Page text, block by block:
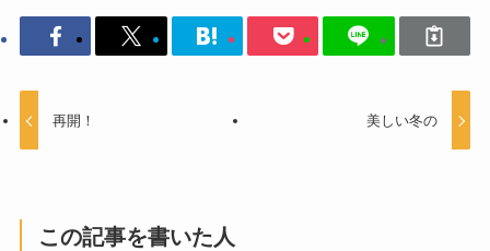
再開！ 美しい冬の
この記事を書いた人